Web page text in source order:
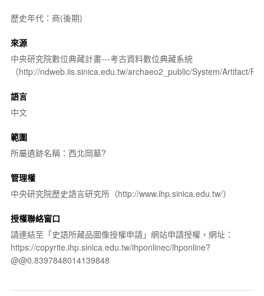
歷史年代：商(後期)
來源
中央研究院數位典藏計畫---考古資料數位典藏系統
（http://ndweb.iis.sinica.edu.tw/archaeo2_public/System/Artifact/
語言
中文
範圍
所屬遺跡名稱：西北岡墓?
管理權
中央研究院歷史語言研究所（http://www.ihp.sinica.edu.tw/）
授權聯絡窗口
請連結至「史語所藏品圖像授權申請」網站申請授權，網址：
https://copyrite.ihp.sinica.edu.tw/ihponlinec/ihponline?
@@0.8397848014139848